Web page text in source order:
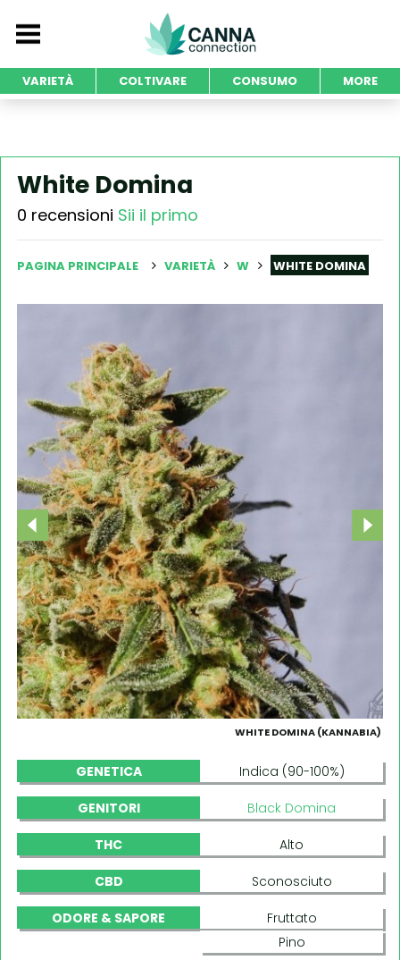
VARIETÀ COLTIVARE CONSUMO MORE
White Domina
0 recensioni Sii il primo
PAGINA PRINCIPALE VARIETÀ W WHITE DOMINA
WHITE DOMINA (KANNABIA)
GENETICA Indica (90-100%)
GENITORI Black Domina
THC Alto
CBD Sconosciuto
ODORE & SAPORE
Fruttato
Pino